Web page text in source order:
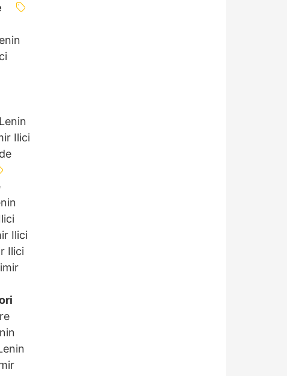
Ilici
Ilici
Ilici